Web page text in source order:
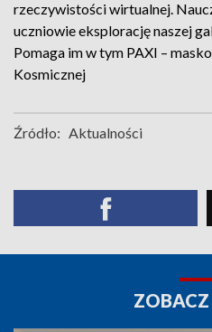
rzeczywistości wirtualnej.
uczniowie eksplorację naszej
Pomaga im w tym PAXI –
Kosmicznej
Źródło: Aktualności